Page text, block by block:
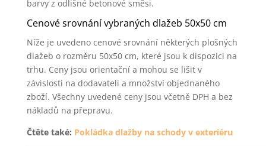
barvy z odlišné betonové směsi.
Cenové srovnání vybraných dlažeb 50x50 cm
Níže je uvedeno cenové srovnání některých plošných
dlažeb o rozměru 50x50 cm, které jsou k dispozici na
trhu. Ceny jsou orientační a mohou se lišit v
závislosti na dodavateli a množství objednaného
zboží. Všechny uvedené ceny jsou včetně DPH a bez
nákladů na přepravu.
Čtěte také: Pokládka dlažby na schody v exteriéru